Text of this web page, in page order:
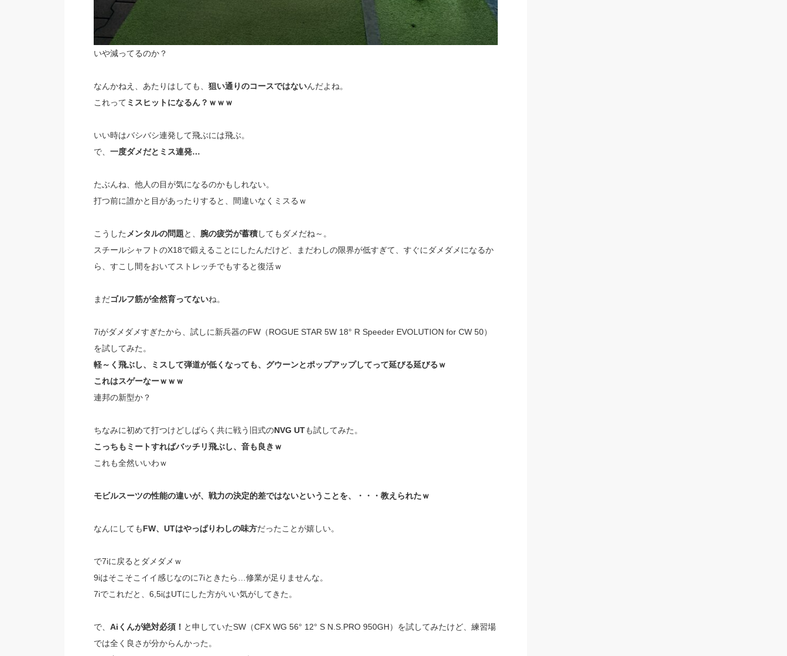
いや減ってるのか？
なんかねえ、あたりはしても、 狙い通りのコースではないんだよね。
これって ミスヒットになるん？ｗｗｗ
いい時はバシバシ連発して飛ぶには飛ぶ。
で、 一度ダメだとミス連発…
たぶんね、他人の目が気になるのかもしれない。
打つ前に誰かと目があったりすると、間違いなくミスるｗ
こうしたメンタルの問題と、 腕の疲労が蓄積してもダメだね～。
スチールシャフトのX18で鍛えることにしたんだけど、まだわしの限界が低すぎて、すぐにダメダメになるか
ら、すこし間をおいてストレッチでもすると復活ｗ
まだゴルフ筋が全然育ってないね。
7iがダメダメすぎたから、試しに新兵器のFW（ROGUE STAR 5W 18° R Speeder EVOLUTION for CW 50）
を試してみた。
軽～く飛ぶし、ミスして弾道が低くなっても、グウーンとポップアップしてって延びる延びるｗ
これはスゲーなーｗｗｗ
連邦の新型か？
ちなみに初めて打つけどしばらく共に戦う旧式のNVG UTも試してみた。
こっちもミートすればバッチリ飛ぶし、音も良きｗ
これも全然いいわｗ
モビルスーツの性能の違いが、戦力の決定的差ではないということを、・・・教えられたｗ
なんにしてもFW、UTはやっぱりわしの味方だったことが嬉しい。
で7iに戻るとダメダメｗ
9iはそこそこイイ感じなのに7iときたら…修業が足りませんな。
7iでこれだと、6,5iはUTにした方がいい気がしてきた。
で、 Aiくんが絶対必須！ と申していたSW（CFX WG 56° 12° S N.S.PRO 950GH）を試してみたけど、練習場
では全く良さが分からんかった。